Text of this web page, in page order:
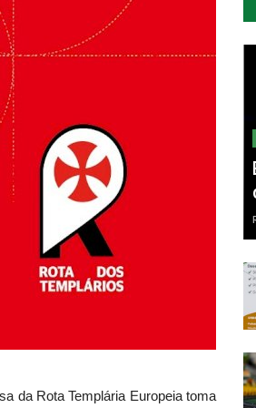
da Rota Templária Europeia toma